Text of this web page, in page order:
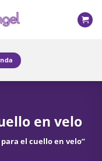
en velo
el cuello en velo”